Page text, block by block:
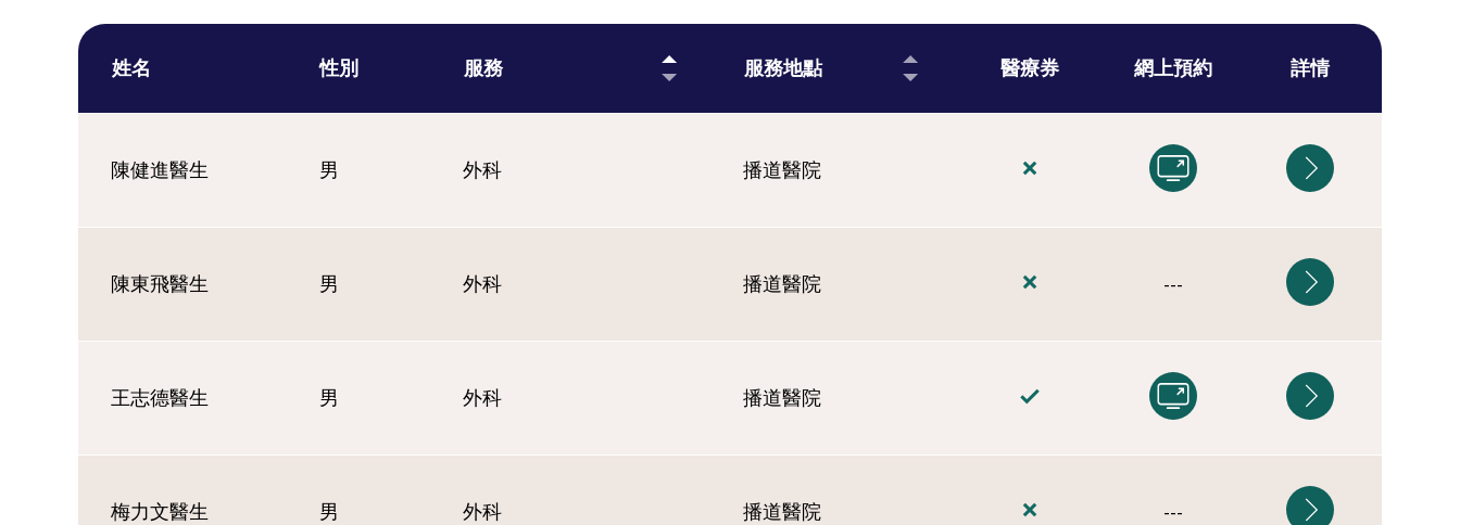
姓名 性別 服務 服務地點 醫療券 網上預約 詳情
陳健進醫生 男 外科 播道醫院
陳東飛醫生 男 外科 播道醫院 ---
王志德醫生 男 外科 播道醫院
梅力文醫生 男 外科 播道醫院 ---